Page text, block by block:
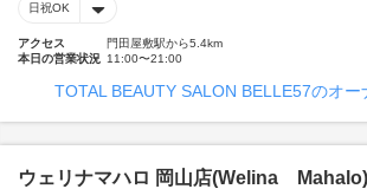
日祝OK
アクセス
門田屋敷駅から5.4km
本日の営業状況 11:00〜21:00
TOTAL BEAUTY SALON BELLE57のオー
ウェリナマハロ 岡山店(Welina Mahalo)